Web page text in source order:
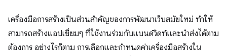
เครื่องมือการสร้างเป็นส่วนสำคัญของการพัฒนาเว็บสมัยใหม่ ทำให้
สามารถสร้างแอปเยี่ยมๆ ที่ใช้งานร่วมกับแบนด์วิดท์และนำส่งได้ตาม
ต้องการ อย่างไรก็ตาม การเลือกและกำหนดค่าเครื่องมือสร้างใน